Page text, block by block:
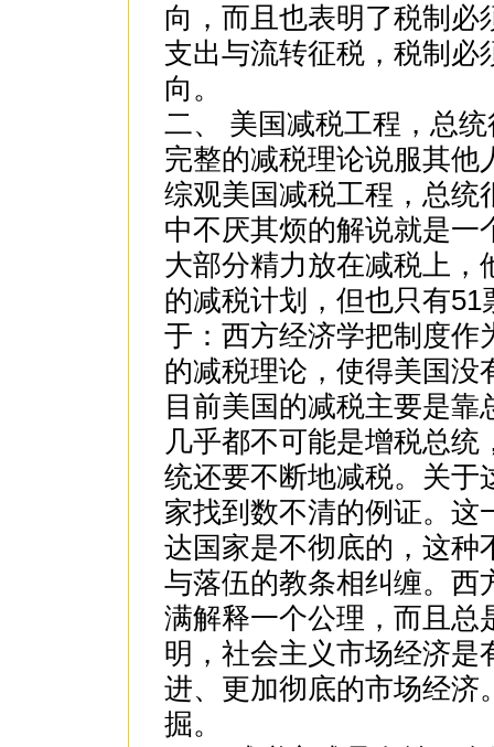
向，而且也表明了税制必
支出与流转征税，税制必
向。
二、 美国减税工程，总
完整的减税理论说服其他
综观美国减税工程，总统
中不厌其烦的解说就是一
大部分精力放在减税上，
的减税计划，但也只有
于：西方经济学把制度作
的减税理论，使得美国没
目前美国的减税主要是
几乎都不可能是增税总
统还要不断地减税。关于
家找到数不清的例证。这
达国家是不彻底的，这种
与落伍的教条相纠缠。西
满解释一个公理，而且总
明，社会主义市场经济是
进、更加彻底的市场经济
掘。